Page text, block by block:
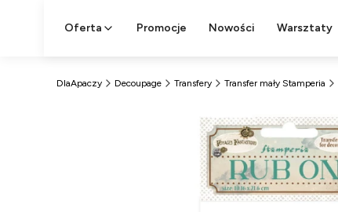
Oferta Promocje Nowości Warsztaty
DlaApaczy Decoupage Transfery Transfer mały Stamperia